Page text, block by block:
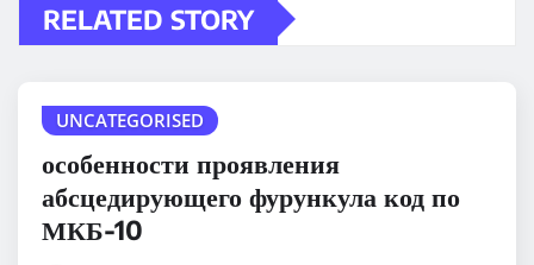
RELATED STORY
UNCATEGORISED
особенности проявления
абсцедирующего фурункула код по
МКБ-10